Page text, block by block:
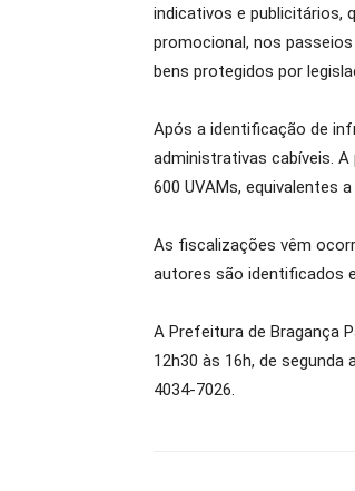
indicativos e publicitários,
promocional, nos
bens protegidos por
Após a identificação de
administrativas cabíveis. A
600 UVAMs, equivalentes a
As fiscalizações vêm
autores são identificados
A Prefeitura de Bragança
12h30 às 16h, de
4034-7026.